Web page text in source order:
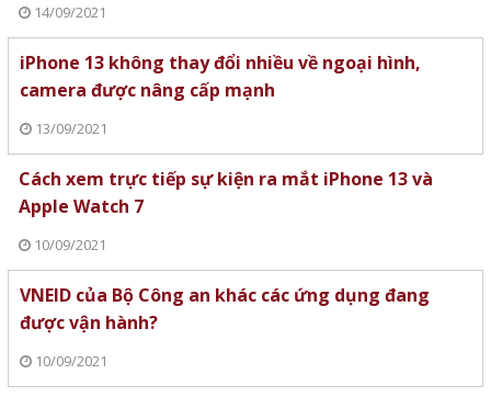
14/09/2021
iPhone 13 không thay đổi nhiều về ngoại hình,
camera được nâng cấp mạnh
13/09/2021
Cách xem trực tiếp sự kiện ra mắt iPhone 13 và
Apple Watch 7
10/09/2021
VNEID của Bộ Công an khác các ứng dụng đang
được vận hành?
10/09/2021